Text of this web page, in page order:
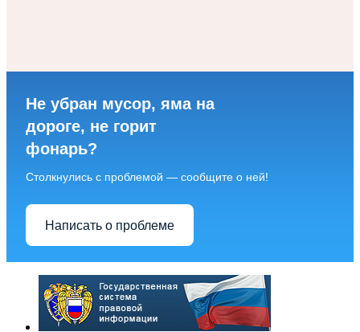
Не убран мусор, яма на
дороге, не горит
фонарь?
Столкнулись с проблемой — сообщите о ней!
Написать о проблеме